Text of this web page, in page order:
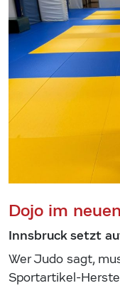
Dojo im
Innsbruck setzt
Wer Judo sagt,
Sportartikel-